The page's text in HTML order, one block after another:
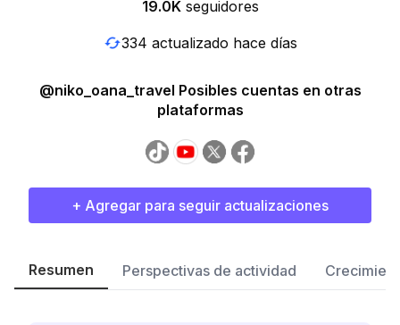
19.0K seguidores
334 actualizado hace días
@niko_oana_travel Posibles cuentas en otras
plataformas
+ Agregar para seguir actualizaciones
Resumen Perspectivas de actividad